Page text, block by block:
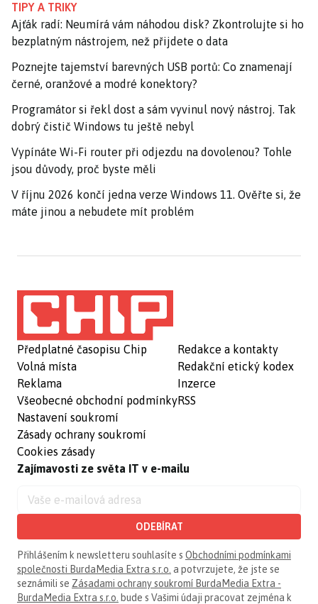
TIPY A TRIKY
Ajťák radí: Neumírá vám náhodou disk? Zkontrolujte si ho
bezplatným nástrojem, než přijdete o data
Poznejte tajemství barevných USB portů: Co znamenají
černé, oranžové a modré konektory?
Programátor si řekl dost a sám vyvinul nový nástroj. Tak
dobrý čistič Windows tu ještě nebyl
Vypínáte Wi-Fi router při odjezdu na dovolenou? Tohle
jsou důvody, proč byste měli
V říjnu 2026 končí jedna verze Windows 11. Ověřte si, že
máte jinou a nebudete mít problém
Předplatné časopisu Chip
Volná místa
Reklama
Všeobecné obchodní podmínky
Nastavení soukromí
Zásady ochrany soukromí
Cookies zásady
Redakce a kontakty
Redakční etický kodex
Inzerce
RSS
Zajímavosti ze světa IT v e-mailu
ODEBÍRAT
Přihlášením k newsletteru souhlasíte s Obchodními podmínkami
společnosti BurdaMedia Extra s.r.o. a potvrzujete, že jste se
seznámili se Zásadami ochrany soukromí BurdaMedia Extra -
BurdaMedia Extra s.r.o. bude s Vašimi údaji pracovat zejména k